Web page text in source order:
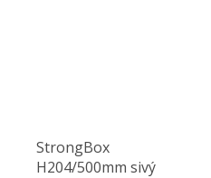
StrongBox
H204/500mm sivý